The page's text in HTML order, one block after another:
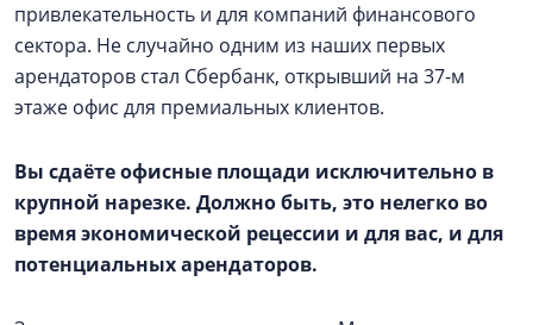
привлекательность и для компаний финансового
сектора. Не случайно одним из наших первых
арендаторов стал Сбербанк, открывший на 37-м
этаже офис для премиальных клиентов.
Вы сдаёте офисные площади исключительно в
крупной нарезке. Должно быть, это нелегко во
время экономической рецессии и для вас, и для
потенциальных арендаторов.